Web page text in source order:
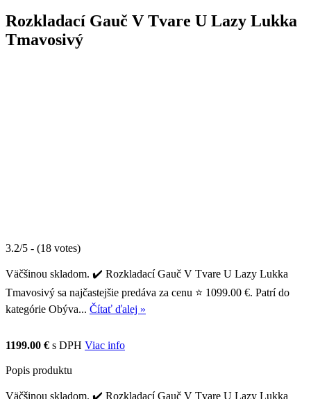
Rozkladací Gauč V Tvare U Lazy Lukka
Tmavosivý
3.2/5 - (18 votes)
Väčšinou skladom. ✔️ Rozkladací Gauč V Tvare U Lazy Lukka
Tmavosivý sa najčastejšie predáva za cenu ⭐ 1099.00 €. Patrí do
kategórie Obýva... Čítať ďalej »
1199.00 € s DPH Viac info
Popis produktu
Väčšinou skladom. ✔️ Rozkladací Gauč V Tvare U Lazy Lukka